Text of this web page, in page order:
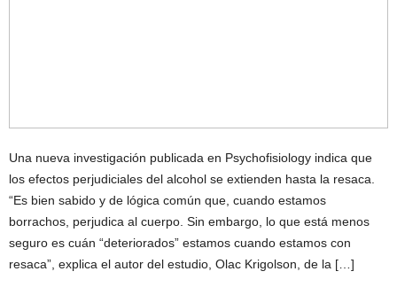
Una nueva investigación publicada en Psychofisiology indica que
los efectos perjudiciales del alcohol se extienden hasta la resaca.
“Es bien sabido y de lógica común que, cuando estamos
borrachos, perjudica al cuerpo. Sin embargo, lo que está menos
seguro es cuán “deteriorados” estamos cuando estamos con
resaca”, explica el autor del estudio, Olac Krigolson, de la […]